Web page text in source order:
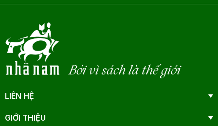
Bởi vì sách là thế giới
LIÊN HỆ
GIỚI THIỆU